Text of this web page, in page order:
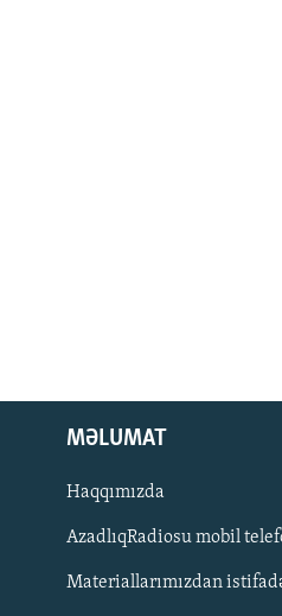
MƏLUMAT
Haqqımızda
AzadlıqRadiosu mobil
Materiallarımızdan